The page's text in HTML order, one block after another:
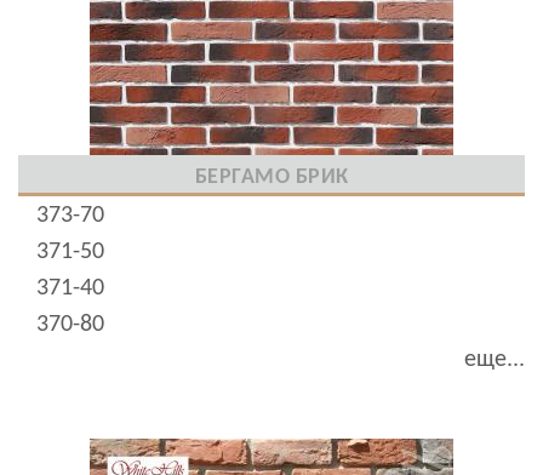
БЕРГАМО БРИК
373-70
371-50
371-40
370-80
еще...